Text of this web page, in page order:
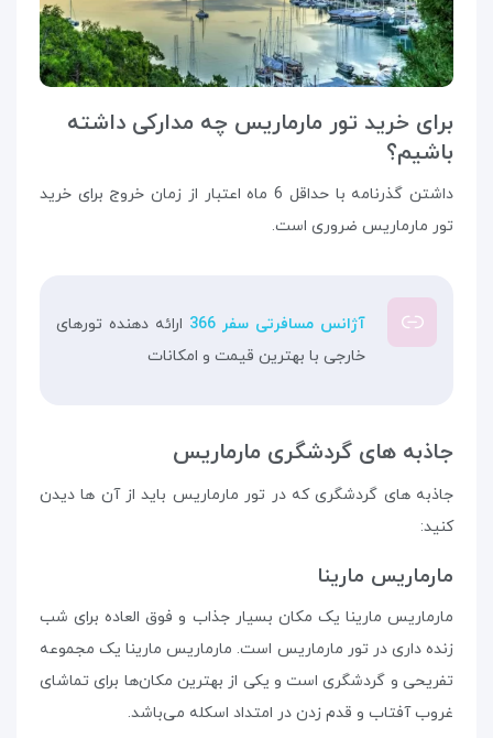
برای خرید تور مارماریس چه مدارکی داشته
باشیم؟
داشتن گذرنامه با حداقل 6 ماه اعتبار از زمان خروج برای خرید
تور مارماریس ضروری است.
آژانس مسافرتی سفر 366
ارائه دهنده تورهای
خارجی با بهترین قیمت و امکانات
جاذبه های گردشگری مارماریس
جاذبه‌ های گردشگری که در تور مارماریس باید از آن ها دیدن
کنید:
مارماریس مارینا
مارماریس مارینا یک مکان بسیار جذاب و فوق العاده برای شب
زنده داری در تور مارماریس است. مارماریس مارینا یک مجموعه
تفریحی و گردشگری است و یکی از بهترین مکان‌ها برای تماشای
غروب آفتاب و قدم زدن در امتداد اسکله می‌باشد.